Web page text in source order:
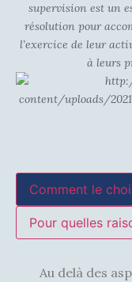
supervision est un
résolution pour
l’exercice de leur
à leurs
Comment le
Pour quelles
Au delà des